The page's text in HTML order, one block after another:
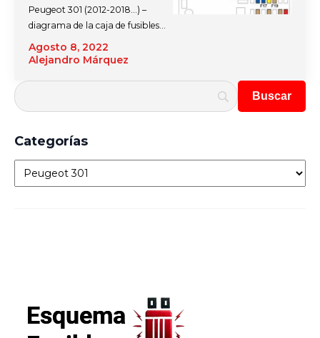
Agosto 8, 2022
Alejandro Márquez
Peugeot 301 (2012-2018…) –
diagrama de la caja de fusibles…
Categorías
Categorías